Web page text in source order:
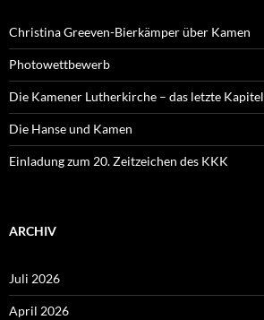
Christina Greeven-Bierkämper über Kamen
Photowettbewerb
Die Kamener Lutherkirche – das letzte Kapitel
Die Hanse und Kamen
Einladung zum 20. Zeitzeichen des KKK
ARCHIV
Juli 2026
April 2026